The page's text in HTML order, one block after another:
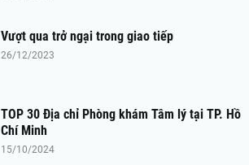
Vượt qua trở ngại trong giao tiếp
26/12/2023
TOP 30 Địa chỉ Phòng khám Tâm lý tại TP. Hồ
Chí Minh
15/10/2024